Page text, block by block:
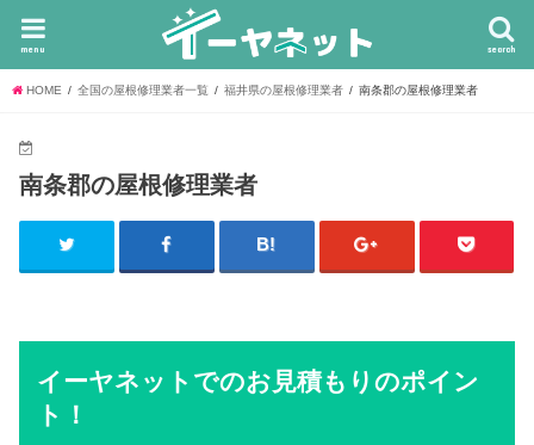
search
menu
HOME 全国の屋根修理業者一覧 福井県の屋根修理業者 南条郡の屋根修理業者
南条郡の屋根修理業者
イーヤネットでのお見積もりのポイン
ト！